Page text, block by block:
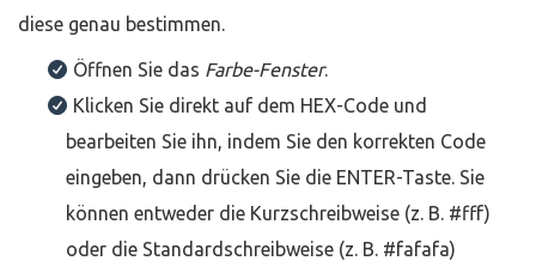
diese genau bestimmen.
Öffnen Sie das Farbe-Fenster.
Klicken Sie direkt auf dem HEX-Code und
bearbeiten Sie ihn, indem Sie den korrekten Code
eingeben, dann drücken Sie die ENTER-Taste. Sie
können entweder die Kurzschreibweise (z. B. #fff)
oder die Standardschreibweise (z. B. #fafafa)